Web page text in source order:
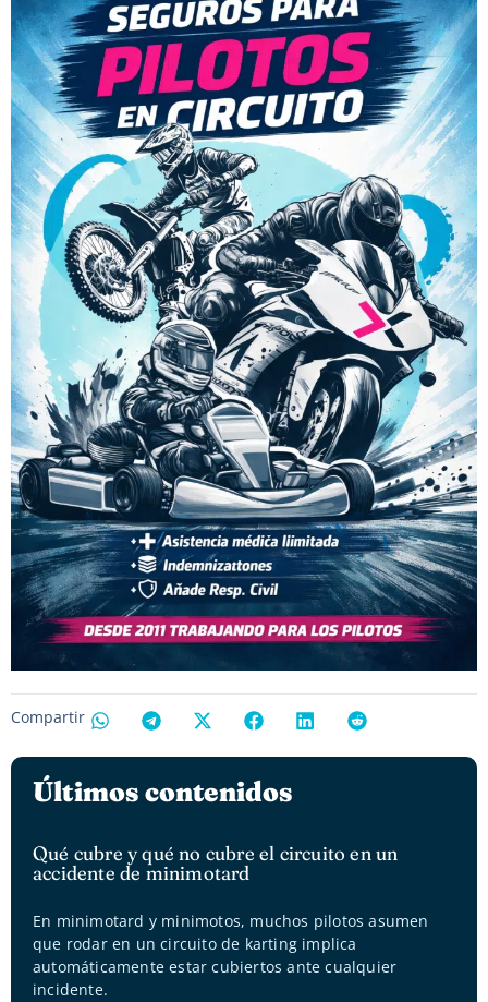
Compartir
Últimos contenidos
Qué cubre y qué no cubre el circuito en un
accidente de minimotard
En minimotard y minimotos, muchos pilotos asumen
que rodar en un circuito de karting implica
automáticamente estar cubiertos ante cualquier
incidente.